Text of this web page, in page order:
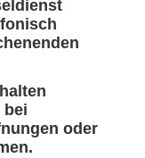
bei
oder